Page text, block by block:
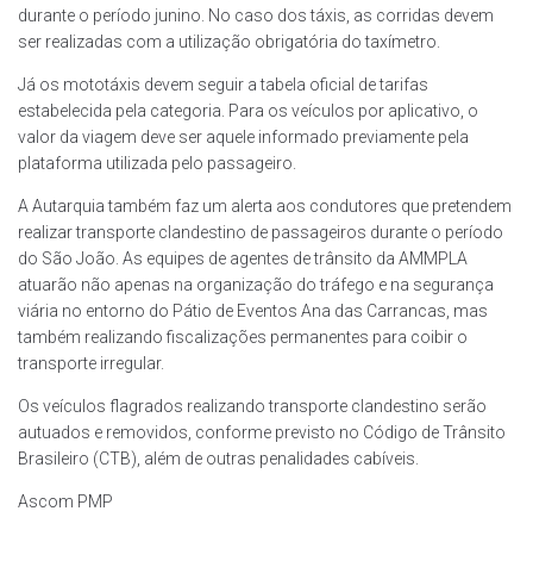
durante o período junino. No caso dos táxis, as corridas devem
ser realizadas com a utilização obrigatória do taxímetro.
Já os mototáxis devem seguir a tabela oficial de tarifas
estabelecida pela categoria. Para os veículos por aplicativo, o
valor da viagem deve ser aquele informado previamente pela
plataforma utilizada pelo passageiro.
A Autarquia também faz um alerta aos condutores que pretendem
realizar transporte clandestino de passageiros durante o período
do São João. As equipes de agentes de trânsito da AMMPLA
atuarão não apenas na organização do tráfego e na segurança
viária no entorno do Pátio de Eventos Ana das Carrancas, mas
também realizando fiscalizações permanentes para coibir o
transporte irregular.
Os veículos flagrados realizando transporte clandestino serão
autuados e removidos, conforme previsto no Código de Trânsito
Brasileiro (CTB), além de outras penalidades cabíveis.
Ascom PMP